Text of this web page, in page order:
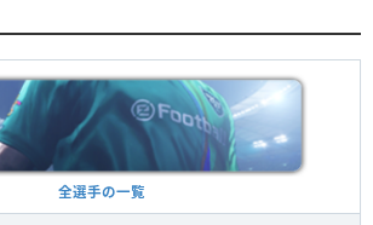
全選手の一覧